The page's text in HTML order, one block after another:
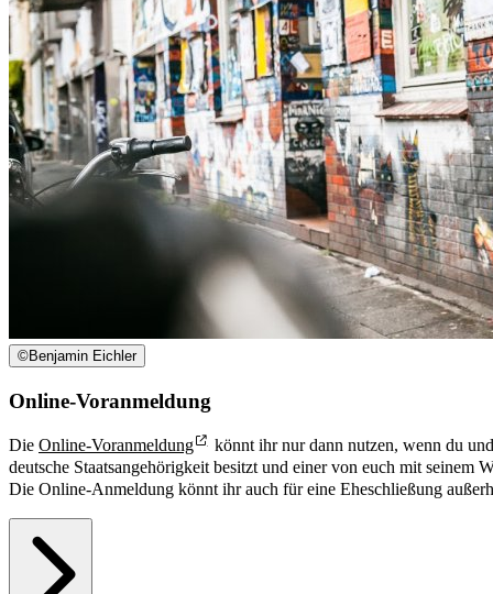
©Benjamin Eichler
Online-Voranmeldung
Die Online-Voranmeldung
könnt ihr nur dann nutzen, wenn du
deutsche Staatsangehörigkeit besitzt und einer von euch mit seinem
Die Online-Anmeldung könnt ihr auch für eine Eheschließung